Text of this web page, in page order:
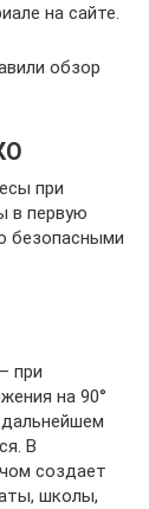
на сайте.
обзор
при
в первую
безопасными
при
на 90°
В
создает
школы,